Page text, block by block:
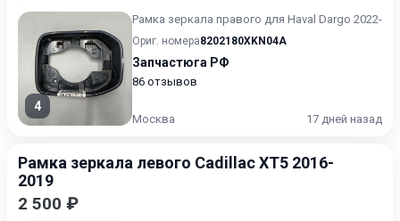
4
Рамка зеркала правого для Haval Dargo 2022-
Ориг. номера8202180XKN04A
Запчастюга РФ
86 отзывов
Москва 17 дней назад
Рамка зеркала левого Cadillac XT5 2016-
2019
2 500 ₽